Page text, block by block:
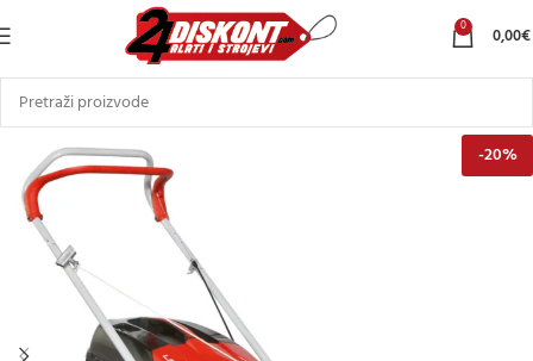
0 0,00€
-20%